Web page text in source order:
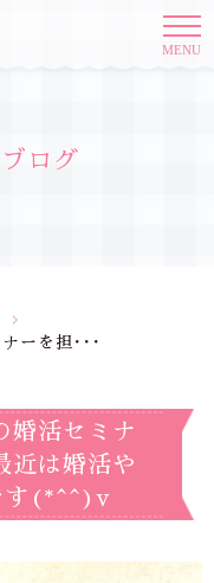
MENU
ログ
>
ーを担･･･
婚活セミナ
は婚活や
す(*^^)v